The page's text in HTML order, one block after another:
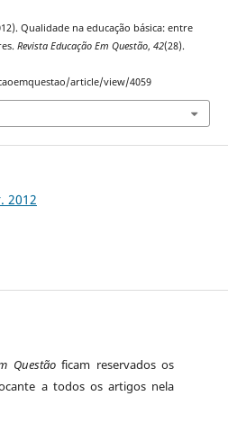
Qualidade na educação básica: entre
Revista Educação Em Questão, 42(28).
article/view/4059
2012
Questãoficam reservados os
a todos os artigos nela